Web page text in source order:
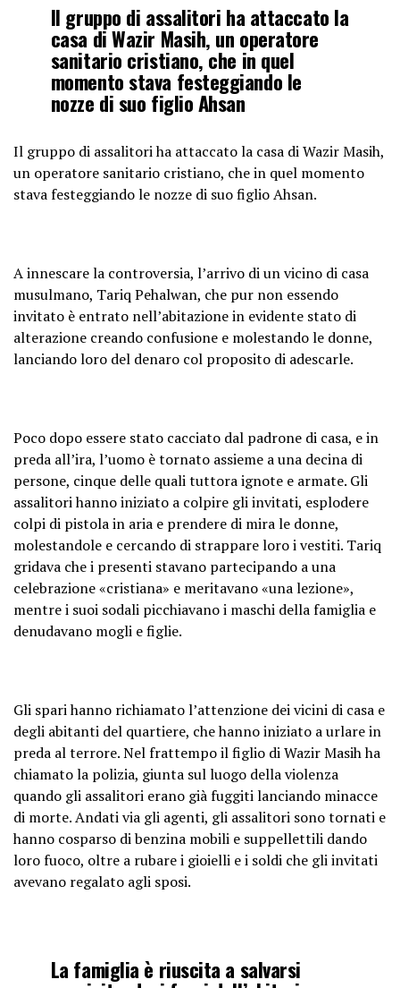
Il gruppo di assalitori ha attaccato la
casa di Wazir Masih, un operatore
sanitario cristiano, che in quel
momento stava festeggiando le
nozze di suo figlio Ahsan
Il gruppo di assalitori ha attaccato la casa di Wazir Masih,
un operatore sanitario cristiano, che in quel momento
stava festeggiando le nozze di suo figlio Ahsan.
A innescare la controversia, l’arrivo di un vicino di casa
musulmano, Tariq Pehalwan, che pur non essendo
invitato è entrato nell’abitazione in evidente stato di
alterazione creando confusione e molestando le donne,
lanciando loro del denaro col proposito di adescarle.
Poco dopo essere stato cacciato dal padrone di casa, e in
preda all’ira, l’uomo è tornato assieme a una decina di
persone, cinque delle quali tuttora ignote e armate. Gli
assalitori hanno iniziato a colpire gli invitati, esplodere
colpi di pistola in aria e prendere di mira le donne,
molestandole e cercando di strappare loro i vestiti. Tariq
gridava che i presenti stavano partecipando a una
celebrazione «cristiana» e meritavano «una lezione»,
mentre i suoi sodali picchiavano i maschi della famiglia e
denudavano mogli e figlie.
Gli spari hanno richiamato l’attenzione dei vicini di casa e
degli abitanti del quartiere, che hanno iniziato a urlare in
preda al terrore. Nel frattempo il figlio di Wazir Masih ha
chiamato la polizia, giunta sul luogo della violenza
quando gli assalitori erano già fuggiti lanciando minacce
di morte. Andati via gli agenti, gli assalitori sono tornati e
hanno cosparso di benzina mobili e suppellettili dando
loro fuoco, oltre a rubare i gioielli e i soldi che gli invitati
avevano regalato agli sposi.
La famiglia è riuscita a salvarsi